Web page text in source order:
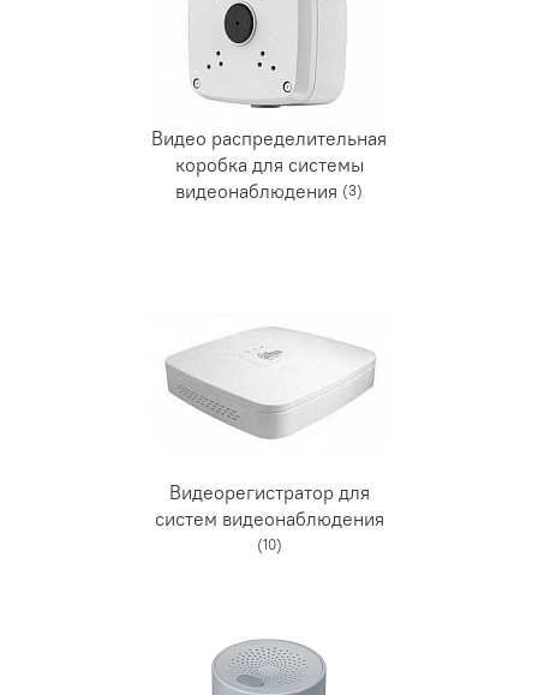
Видео распределительная
коробка для системы
видеонаблюдения (3)
Видеорегистратор для
систем видеонаблюдения
(10)